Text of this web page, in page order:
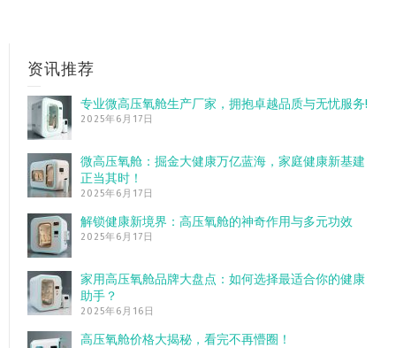
资讯推荐
专业微高压氧舱生产厂家，拥抱卓越品质与无忧服务!
2025年6月17日
微高压氧舱：掘金大健康万亿蓝海，家庭健康新基建
正当其时！
2025年6月17日
解锁健康新境界：高压氧舱的神奇作用与多元功效
2025年6月17日
家用高压氧舱品牌大盘点：如何选择最适合你的健康
助手？
2025年6月16日
高压氧舱价格大揭秘，看完不再懵圈！